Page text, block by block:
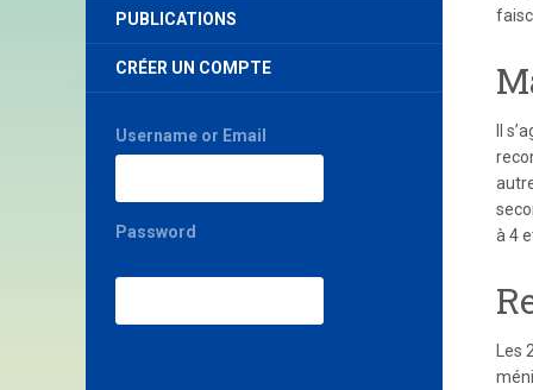
PUBLICATIONS
CRÉER UN COMPTE
Username or Email
Password
Il
à 4